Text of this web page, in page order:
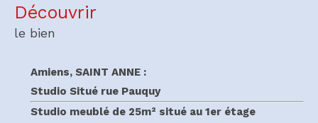
découvrir
le bien
Amiens, SAINT ANNE :
Studio Situé rue Pauquy
Studio meublé de 25m² situé au 1er étage